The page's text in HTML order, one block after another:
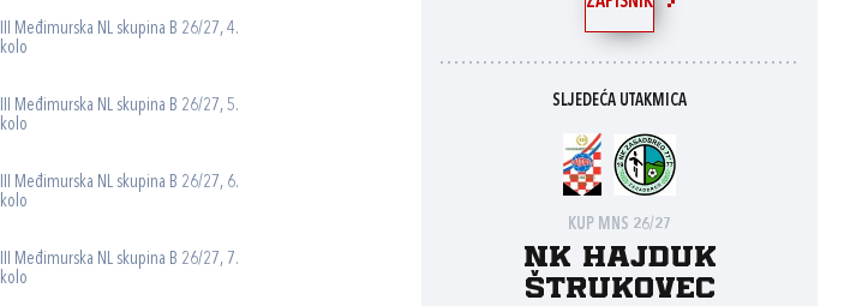
III Međimurska NL skupina B 26/27, 4.
kolo
III Međimurska NL skupina B 26/27, 5.
kolo
III Međimurska NL skupina B 26/27, 6.
kolo
III Međimurska NL skupina B 26/27, 7.
kolo
SLJEDEĆA UTAKMICA
KUP MNS 26/27
NK Hajduk
Štrukovec